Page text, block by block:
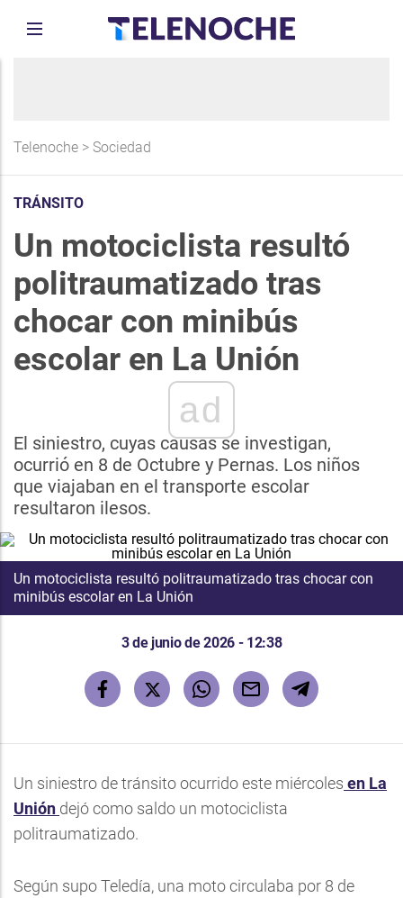
Telenoche > Sociedad
TRÁNSITO
Un motociclista resultó
politraumatizado tras
chocar con minibús
escolar en La Unión
ad
El siniestro, cuyas causas se investigan,
ocurrió en 8 de Octubre y Pernas. Los niños
que viajaban en el transporte escolar
resultaron ilesos.
Un motociclista resultó politraumatizado tras chocar con
minibús escolar en La Unión
3 de junio de 2026 - 12:38
Un siniestro de tránsito ocurrido este miércoles en La
Unión dejó como saldo un motociclista
politraumatizado.
Según supo Teledía, una moto circulaba por 8 de